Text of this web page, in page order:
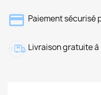
Paiement sécurisé
Livraison gratuite